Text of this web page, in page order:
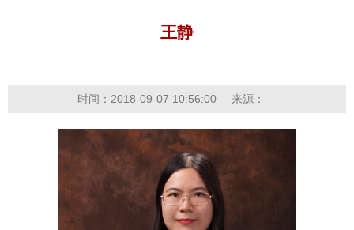
王静
时间：2018-09-07 10:56:00 来源：